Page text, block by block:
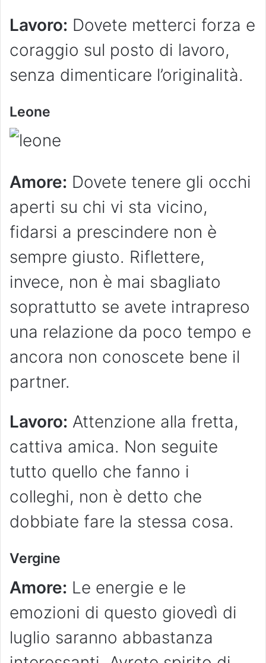
Lavoro: Dovete metterci forza e
coraggio sul posto di lavoro,
senza dimenticare l’originalità.
Leone
Amore: Dovete tenere gli occhi
aperti su chi vi sta vicino,
fidarsi a prescindere non è
sempre giusto. Riflettere,
invece, non è mai sbagliato
soprattutto se avete intrapreso
una relazione da poco tempo e
ancora non conoscete bene il
partner.
Lavoro: Attenzione alla fretta,
cattiva amica. Non seguite
tutto quello che fanno i
colleghi, non è detto che
dobbiate fare la stessa cosa.
Vergine
Amore: Le energie e le
emozioni di questo giovedì di
luglio saranno abbastanza